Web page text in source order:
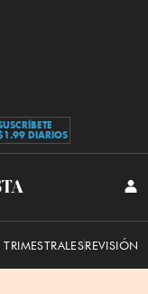
DIARIOS
TRIMESTRALESREVISIÓN